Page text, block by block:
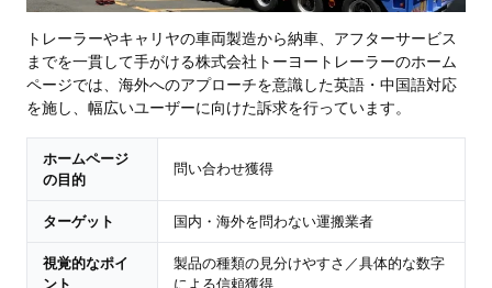
トレーラーやキャリヤの車両製造から納車、アフターサービス
までを一貫して手がける株式会社トーヨートレーラーのホーム
ページでは、海外へのアプローチを意識した英語・中国語対応
を施し、幅広いユーザーに向けた訴求を行っています。
ホームページ
の目的
問い合わせ獲得
ターゲット 国内・海外を問わない運搬業者
視覚的なポイ
ント
製品の種類の見分けやすさ／具体的な数字
による信頼獲得